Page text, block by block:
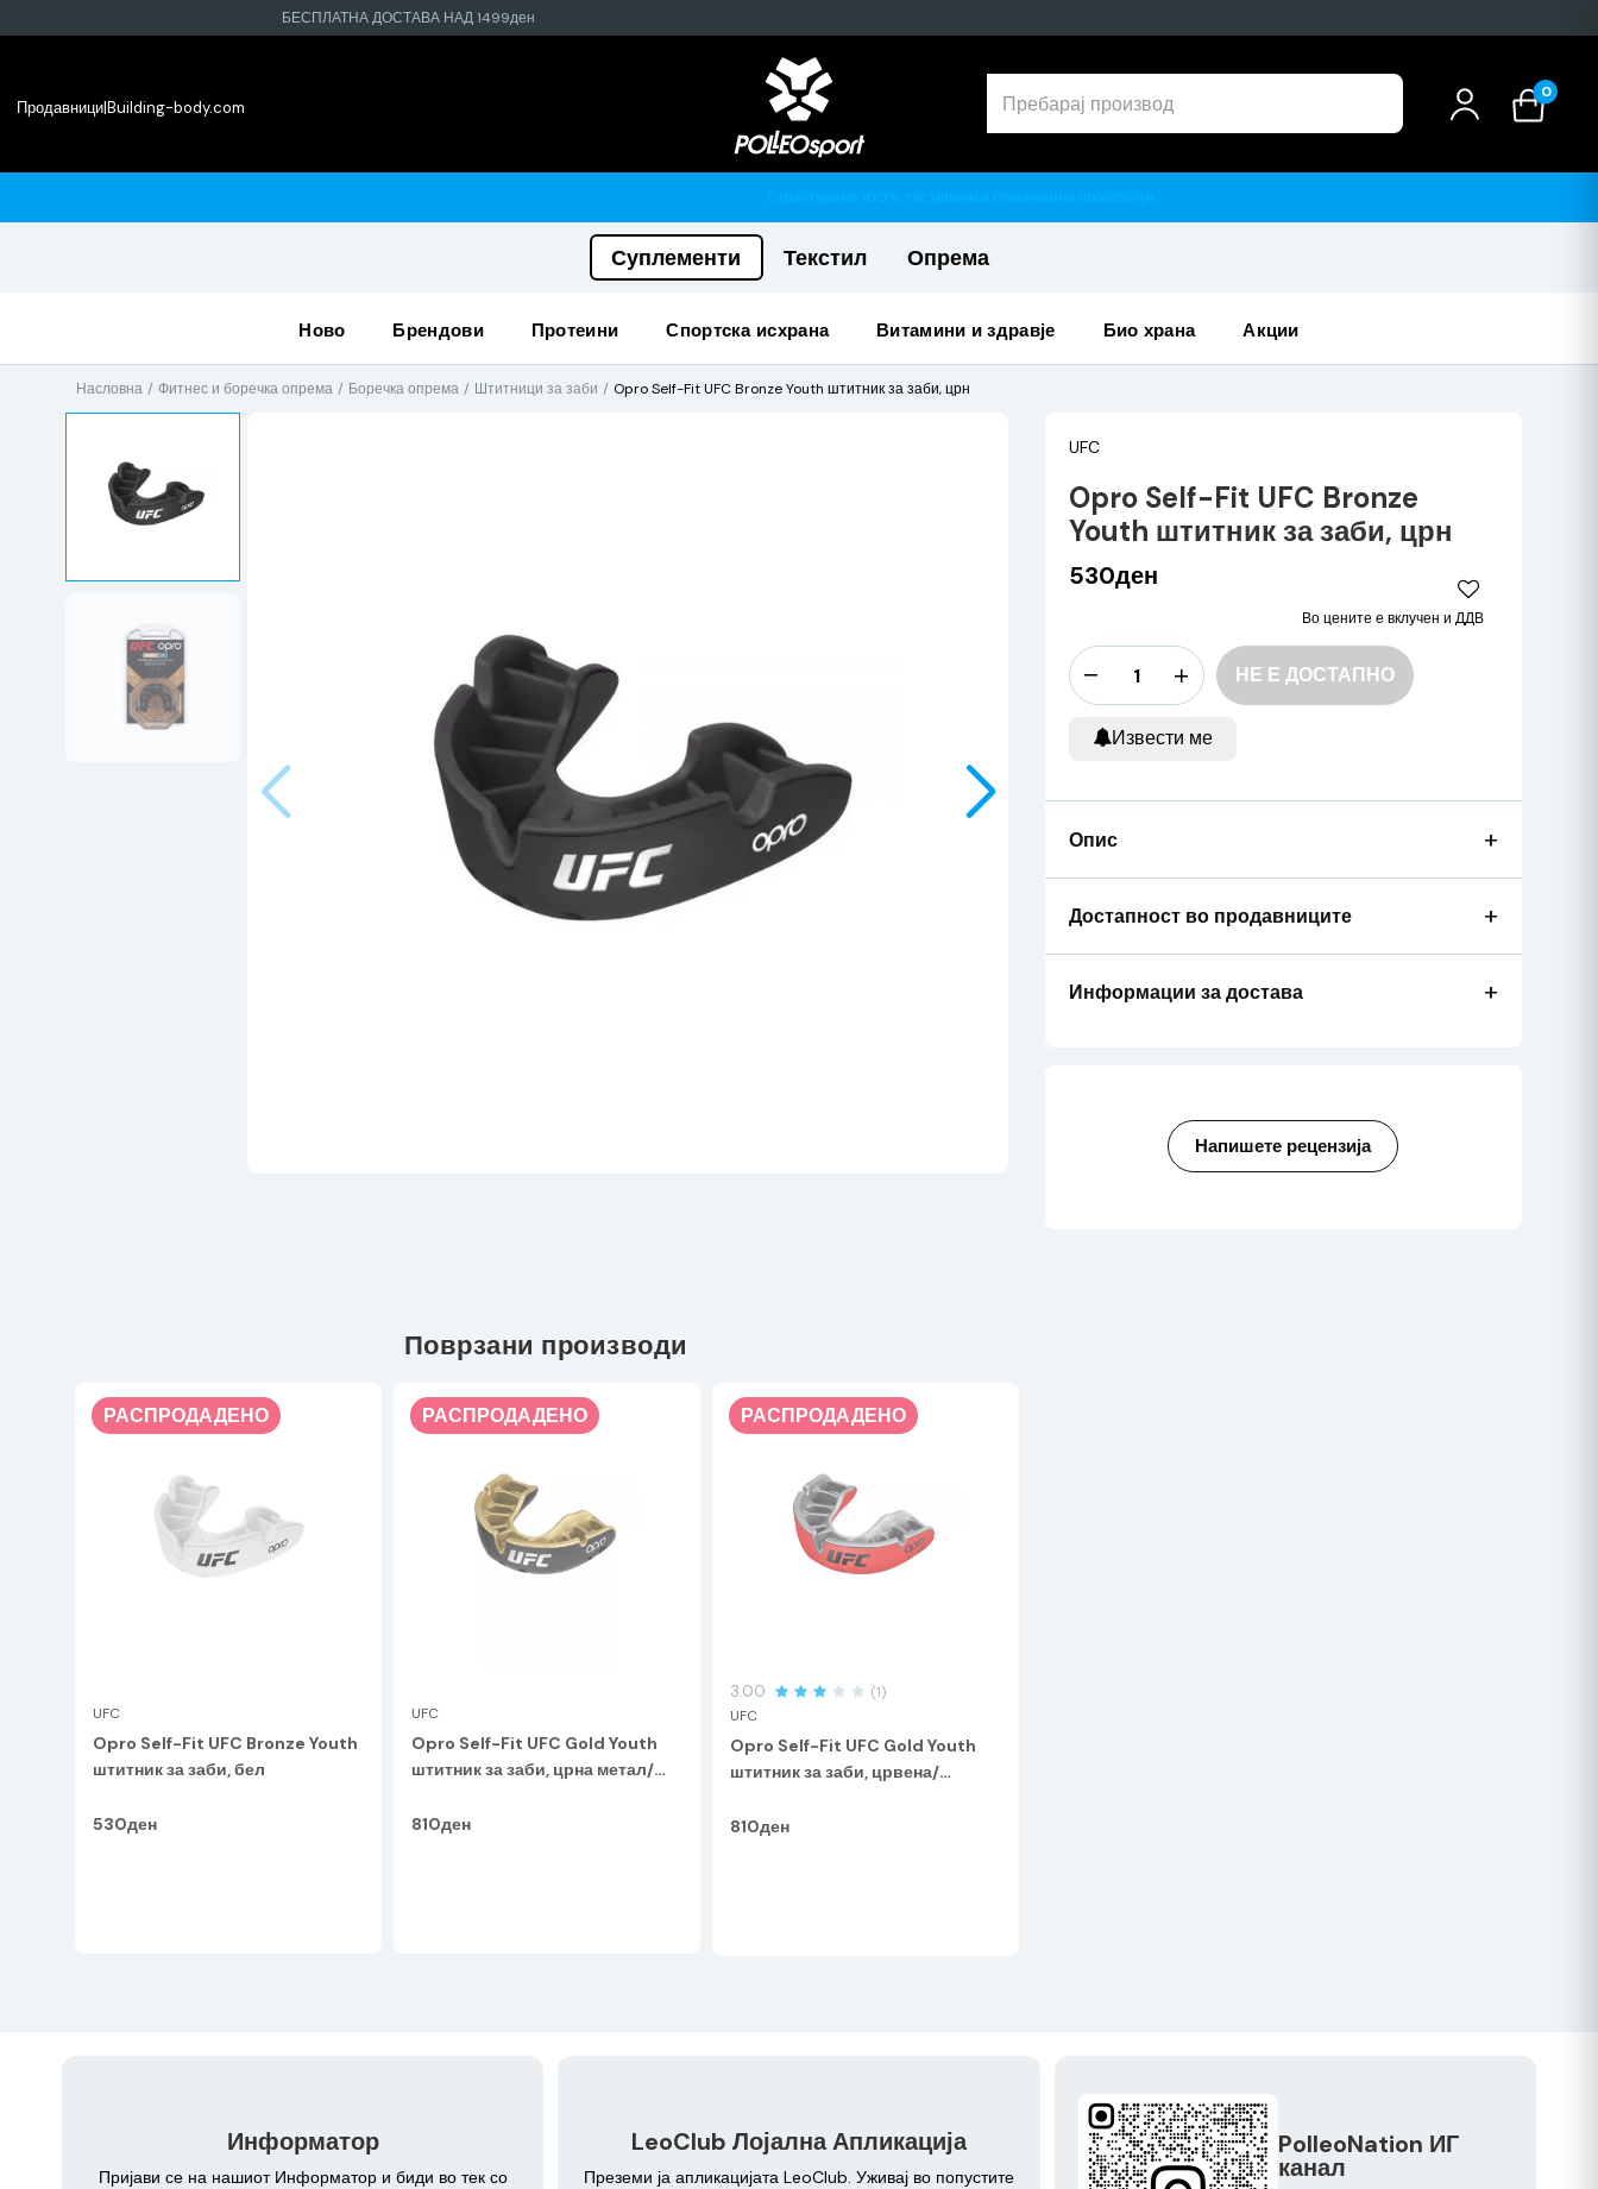
БЕСПЛАТНА ДОСТАВА НАД 1499ден
Продавници|Building-body.com
0
Суплементи Текстил Опрема
ново брендови протеини спортска исхрана витамини и здравје био храна акции
Насловна Фитнес и боречка опрема Боречка опрема Штитници за заби Opro Self-Fit UFC Bronze Youth штитник за заби, црн
Поврзани производи
РАСПРОДАДЕНО
UFC
Opro Self-Fit UFC Bronze Youth
штитник за заби, бел
530ден
РАСПРОДАДЕНО
UFC
Opro Self-Fit UFC Gold Youth
штитник за заби, црна метал/
810ден
РАСПРОДАДЕНО
3.00
(1)
UFC
Opro Self-Fit UFC Gold Youth
штитник за заби, црвена/
810ден
UFC
Opro Self-Fit UFC Bronze
Youth штитник за заби, црн
530ден
Во цените е вклучен и ДДВ
НЕ Е ДОСТАПНО
Извести ме
Опис +
Достапност во продавниците +
Информации за достава +
Напишете рецензија
Информатор
Пријави се на нашиот Информатор и биди во тек со
LeoClub Лојална Апликација
Преземи ја апликацијата LeoClub. Уживај во попустите
PolleoNation ИГ
канал